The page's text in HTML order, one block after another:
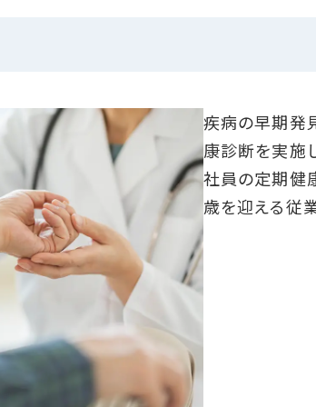
疾病の早期発
康診断を実施
社員の定期健
歳を迎える従